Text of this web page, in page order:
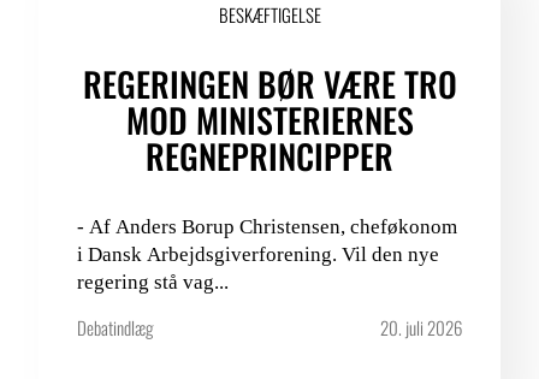
BESKÆFTIGELSE
REGERINGEN BØR VÆRE TRO
MOD MINISTERIERNES
REGNEPRINCIPPER
- Af Anders Borup Christensen, cheføkonom
i Dansk Arbejdsgiverforening. Vil den nye
regering stå vag...
Debatindlæg 20. juli 2026